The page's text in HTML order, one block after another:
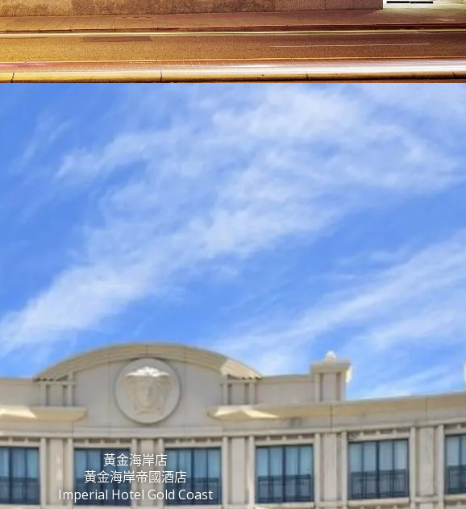
黃金海岸店
黃金海岸帝國酒店
Imperial Hotel Gold Coast